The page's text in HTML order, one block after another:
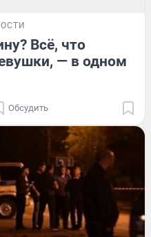
Всё, что
— в одном
Обсудить